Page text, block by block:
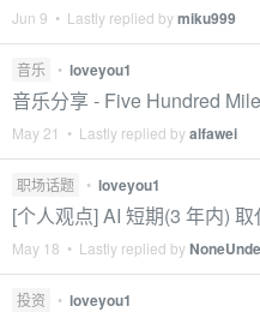
Jun 9 • Lastly replied bymiku999
音乐 • loveyou1
音乐分享 - Five Hundred
May 21 • Lastly replied byalfawei
职场话题 • loveyou1
[个人观点] AI 短期(3 年内)
May 18 • Lastly replied by
投资 • loveyou1